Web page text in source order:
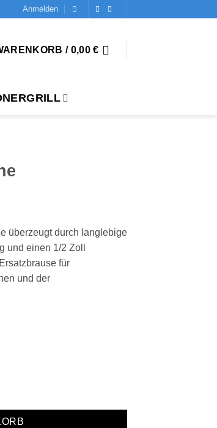
Anmelden
/ 0,00€
überzeugt durch langlebige
und einen 1/2 Zoll
für
und der